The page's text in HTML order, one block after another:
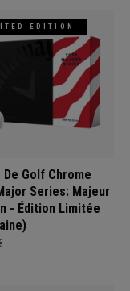
EDITION
De Golf Chrome
Series: Majeur
- Édition Limitée